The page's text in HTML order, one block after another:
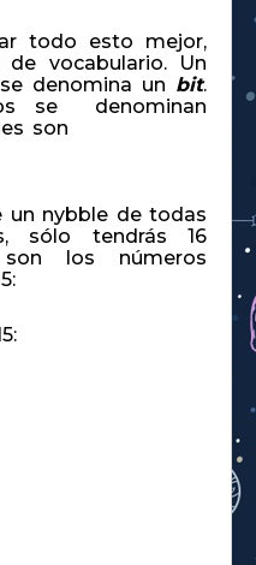
todo esto mejor,
vocabulario. Un
denomina un bit.
se denominan
son
un nybble de todas
sólo tendrás 16
son los números